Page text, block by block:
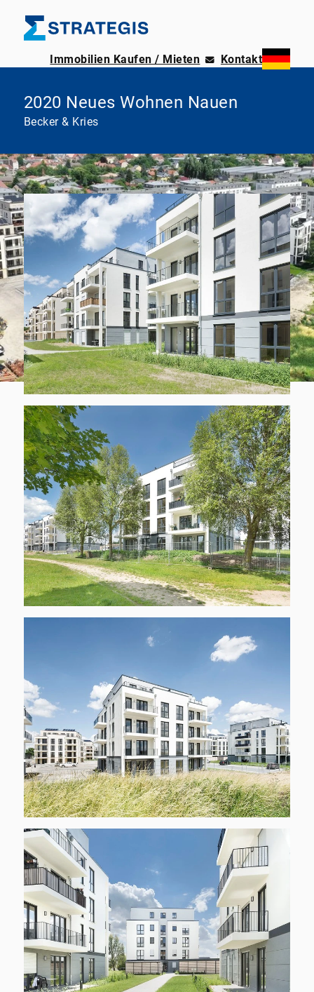
Immobilien Kaufen / Mieten Kontakt
2020 Neues Wohnen Nauen
Becker & Kries